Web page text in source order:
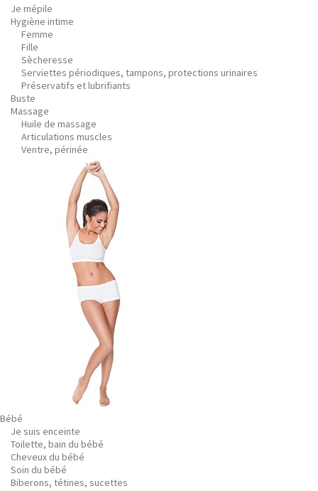
Je mépile
Hygiène intime
Femme
Fille
Sècheresse
Serviettes périodiques, tampons, protections urinaires
Préservatifs et lubrifiants
Buste
Massage
Huile de massage
Articulations muscles
Ventre, périnée
Bébé
Je suis enceinte
Toilette, bain du bébé
Cheveux du bébé
Soin du bébé
Biberons, tétines, sucettes